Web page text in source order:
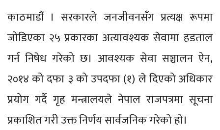
काठमाडौं । सरकारले जनजीवनसँग प्रत्यक्ष रूपमा
जोडिएका २५ प्रकारका अत्यावश्यक सेवामा हडताल
गर्न निषेध गरेको छ। आवश्यक सेवा सञ्चालन ऐन,
२०१४ को दफा ३ को उपदफा (१) ले दिएको अधिकार
प्रयोग गर्दै गृह मन्त्रालयले नेपाल राजपत्रमा सूचना
प्रकाशित गरी उक्त निर्णय सार्वजनिक गरेको हो।